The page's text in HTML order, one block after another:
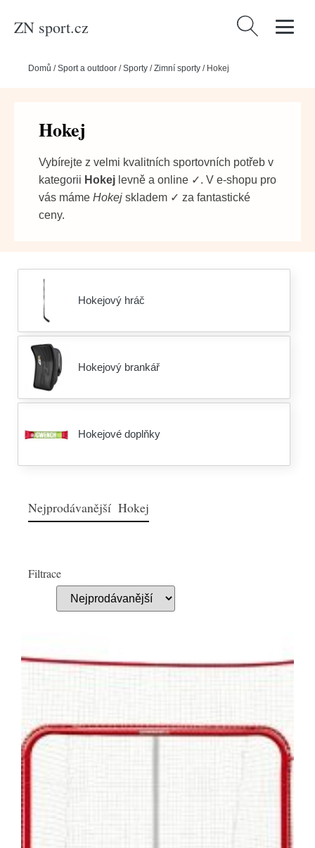
ZN sport.cz Vyhledávání
Domů /Sport a outdoor /Sporty /Zimní sporty / Hokej
Hokej
Vybírejte z velmi kvalitních sportovních potřeb v
kategorii Hokej levně a online ✓. V e-shopu pro
vás máme Hokej skladem ✓ za fantastické
ceny.
Hokejový hráč
Hokejový brankář
Hokejové doplňky
Nejprodávanější Hokej
Filtrace